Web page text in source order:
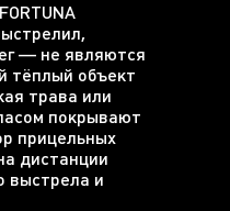
— не являются
тёплый объект
трава или
покрывают
прицельных
дистанции
выстрела и